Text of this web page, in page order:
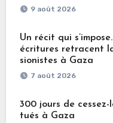
9 août 2026
Un récit qui
écritures retracent
sionistes à Gaza
7 août 2026
300 jours de
tués à Gaza